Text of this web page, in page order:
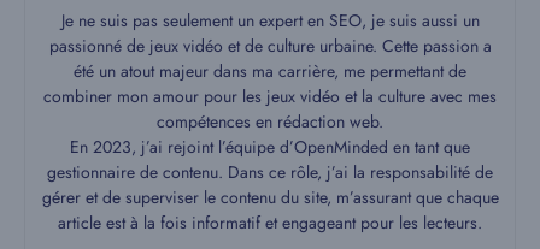
Je ne suis pas seulement un expert en SEO, je suis aussi un
passionné de jeux vidéo et de culture urbaine. Cette passion a
été un atout majeur dans ma carrière, me permettant de
combiner mon amour pour les jeux vidéo et la culture avec mes
compétences en rédaction web.
En 2023, j’ai rejoint l’équipe d’OpenMinded en tant que
gestionnaire de contenu. Dans ce rôle, j’ai la responsabilité de
gérer et de superviser le contenu du site, m’assurant que chaque
article est à la fois informatif et engageant pour les lecteurs.